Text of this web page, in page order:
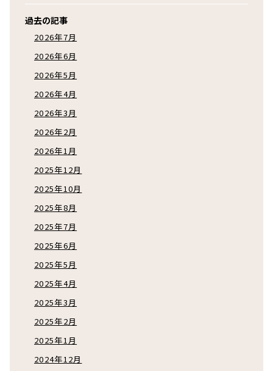
過去の記事
2026年7月
2026年6月
2026年5月
2026年4月
2026年3月
2026年2月
2026年1月
2025年12月
2025年10月
2025年8月
2025年7月
2025年6月
2025年5月
2025年4月
2025年3月
2025年2月
2025年1月
2024年12月